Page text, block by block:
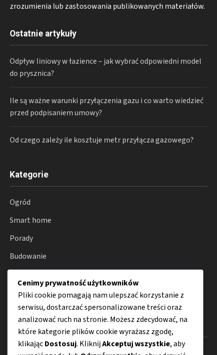
zrozumienia lub zastosowania publikowanych materiałów.
Ostatnie artykuły
Odpływ liniowy w łazience – jak wybrać odpowiedni model
do prysznica?
Ile są ważne warunki przyłączenia gazu i co warto wiedzieć
przed podpisaniem umowy?
Od czego zależy ile kosztuje metr przyłącza gazowego?
Kategorie
Ogród
Smart home
Porady
Budowanie
Wyposażenie
Menu
O nas
Cenimy prywatność użytkowników
Pliki cookie pomagają nam ulepszać korzystanie z
serwisu, dostarczać spersonalizowane treści oraz
analizować ruch na stronie. Możesz zdecydować, na
które kategorie plików cookie wyrażasz zgodę,
klikającDostosuj. KliknijAkceptuj wszystkie, aby